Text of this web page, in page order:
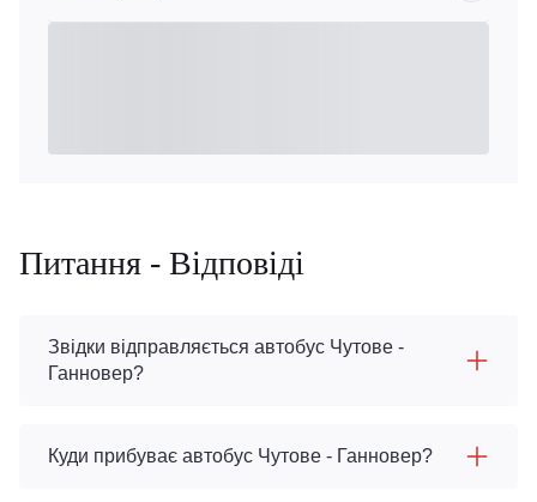
Питання - Відповіді
Звідки відправляється автобус Чутове -
Ганновер?
Куди прибуває автобус Чутове - Ганновер?